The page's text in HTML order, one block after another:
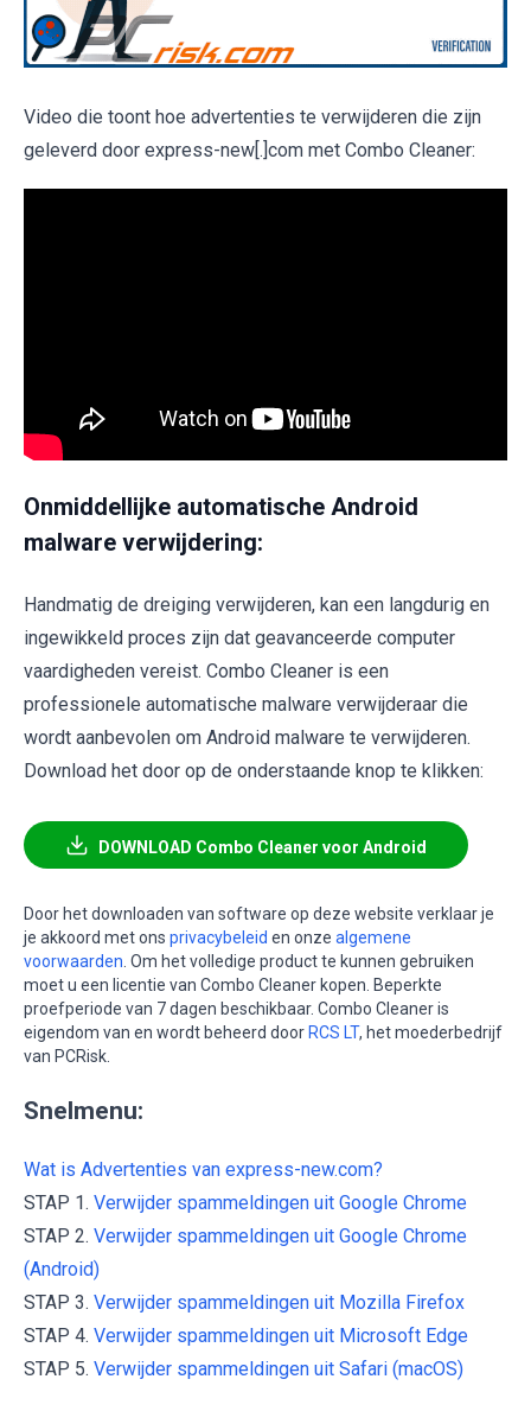
Video die toont hoe advertenties te verwijderen die zijn
geleverd door express-new[.]com met Combo Cleaner:
Onmiddellijke automatische Android
malware verwijdering:
Handmatig de dreiging verwijderen, kan een langdurig en
ingewikkeld proces zijn dat geavanceerde computer
vaardigheden vereist. Combo Cleaner is een
professionele automatische malware verwijderaar die
wordt aanbevolen om Android malware te verwijderen.
Download het door op de onderstaande knop te klikken:
DOWNLOAD Combo Cleaner voor Android
Door het downloaden van software op deze website verklaar je
je akkoord met ons privacybeleid en onze algemene
voorwaarden . Om het volledige product te kunnen gebruiken
moet u een licentie van Combo Cleaner kopen. Beperkte
proefperiode van 7 dagen beschikbaar. Combo Cleaner is
eigendom van en wordt beheerd door RCS LT, het moederbedrijf
van PCRisk.
Snelmenu:
Wat is Advertenties van express-new.com?
STAP 1. Verwijder spammeldingen uit Google Chrome
STAP 2. Verwijder spammeldingen uit Google Chrome
(Android)
STAP 3. Verwijder spammeldingen uit Mozilla Firefox
STAP 4. Verwijder spammeldingen uit Microsoft Edge
STAP 5. Verwijder spammeldingen uit Safari (macOS)